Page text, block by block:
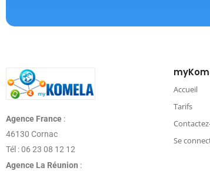
Agence France :
46130 Cornac
Tél : 06 23 08 12 12
Agence La Réunion :
Accueil
Tarifs
Se